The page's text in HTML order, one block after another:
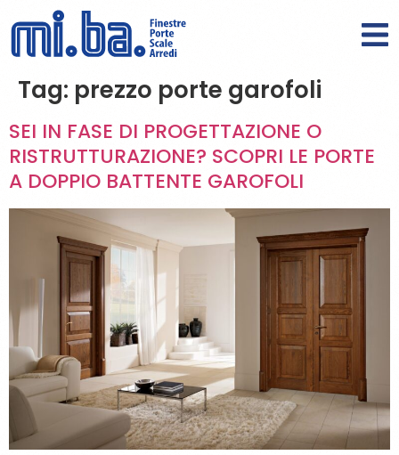
Tag: prezzo porte garofoli
SEI IN FASE DI PROGETTAZIONE O
RISTRUTTURAZIONE? SCOPRI LE PORTE
A DOPPIO BATTENTE GAROFOLI